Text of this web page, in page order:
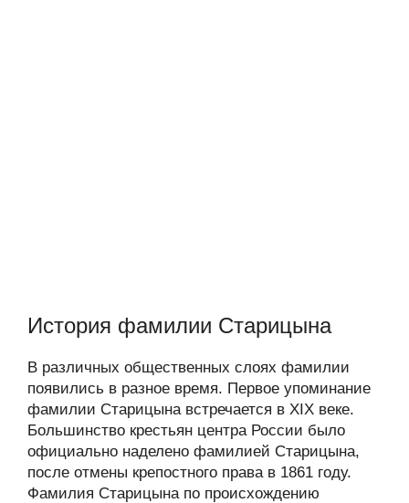
История фамилии Старицына
В различных общественных слоях фамилии
появились в разное время. Первое упоминание
фамилии Старицына встречается в XIX веке.
Большинство крестьян центра России было
официально наделено фамилией Старицына,
после отмены крепостного права в 1861 году.
Фамилия Старицына по происхождению